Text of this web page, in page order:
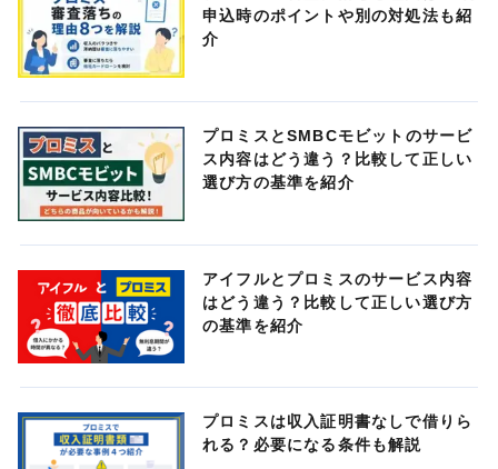
申込時のポイントや別の対処法も紹
介
プロミスとSMBCモビットのサービ
ス内容はどう違う？比較して正しい
選び方の基準を紹介
アイフルとプロミスのサービス内容
はどう違う？比較して正しい選び方
の基準を紹介
プロミスは収入証明書なしで借りら
れる？必要になる条件も解説